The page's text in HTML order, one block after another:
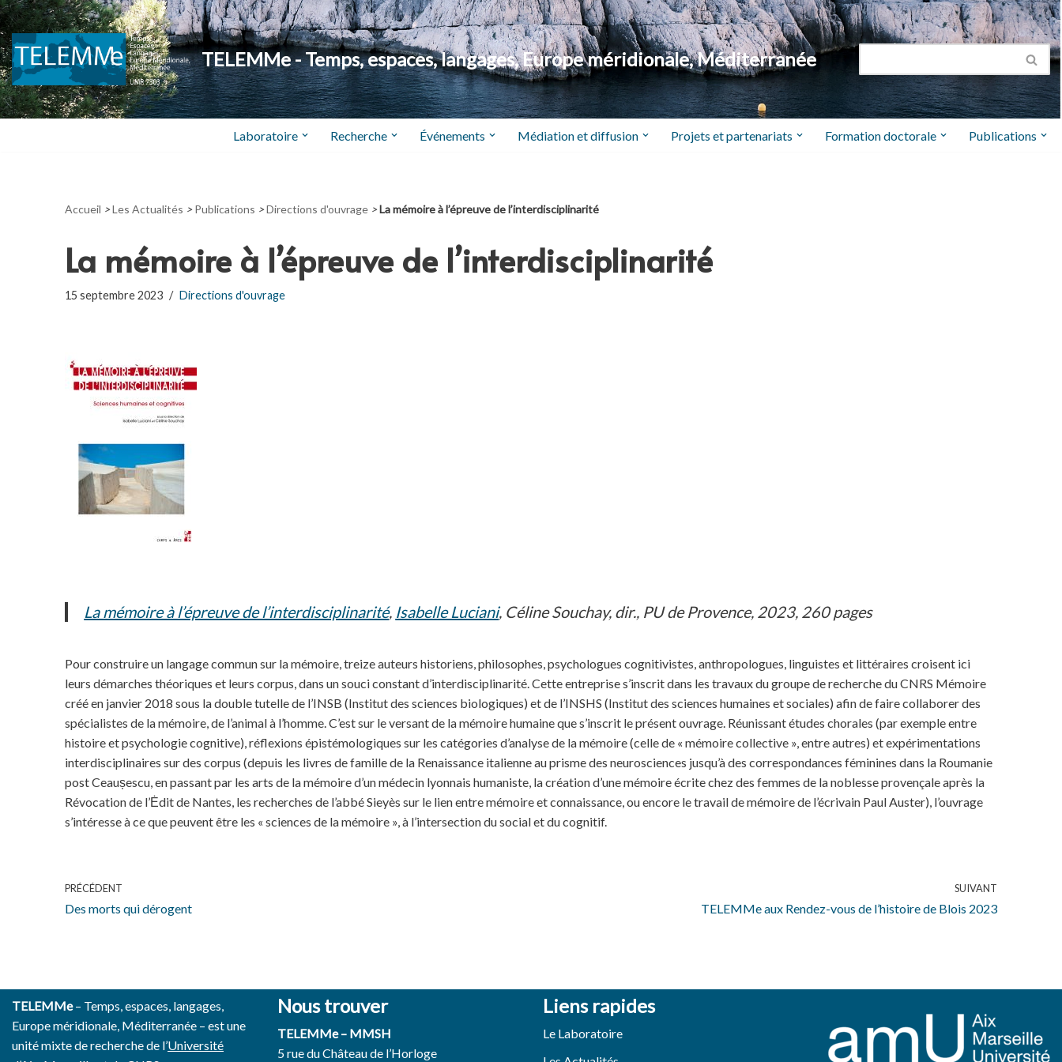
Aller
au
contenu
TELEMMe - Temps, espaces, langages, Europe méridionale, Méditerranée
Laboratoire Recherche Événements Médiation et diffusion Projets et partenariats Formation doctorale Publications
Accueil >Les Actualités > Publications >Directions d'ouvrage >La mémoire à l’épreuve de l’interdisciplinarité
La mémoire à l’épreuve de l’interdisciplinarité
15 septembre 2023 Directions d'ouvrage
La mémoire à l’épreuve de l’interdisciplinarité, Isabelle Luciani, Céline Souchay, dir., PU de Provence, 2023, 260 pages
Pour construire un langage commun sur la mémoire, treize auteurs historiens, philosophes, psychologues cognitivistes, anthropologues, linguistes et littéraires croisent ici
leurs démarches théoriques et leurs corpus, dans un souci constant d’interdisciplinarité. Cette entreprise s’inscrit dans les travaux du groupe de recherche du CNRS Mémoire
créé en janvier 2018 sous la double tutelle de l’INSB (Institut des sciences biologiques) et de l’INSHS (Institut des sciences humaines et sociales) afin de faire collaborer des
spécialistes de la mémoire, de l’animal à l’homme. C’est sur le versant de la mémoire humaine que s’inscrit le présent ouvrage. Réunissant études chorales (par exemple entre
histoire et psychologie cognitive), réflexions épistémologiques sur les catégories d’analyse de la mémoire (celle de « mémoire collective », entre autres) et expérimentations
interdisciplinaires sur des corpus (depuis les livres de famille de la Renaissance italienne au prisme des neurosciences jusqu’à des correspondances féminines dans la Roumanie
post Ceaușescu, en passant par les arts de la mémoire d’un médecin lyonnais humaniste, la création d’une mémoire écrite chez des femmes de la noblesse provençale après la
Révocation de l’Ėdit de Nantes, les recherches de l’abbé Sieyès sur le lien entre mémoire et connaissance, ou encore le travail de mémoire de l’écrivain Paul Auster), l’ouvrage
s’intéresse à ce que peuvent être les « sciences de la mémoire », à l’intersection du social et du cognitif.
PRÉCÉDENT
Des morts qui dérogent
SUIVANT
TELEMMe aux Rendez-vous de l’histoire de Blois 2023
TELEMMe– Temps, espaces, langages,
Europe méridionale, Méditerranée – est une
unité mixte de recherche de l’Université
Nous trouver
TELEMMe – MMSH
5 rue du Château de l’Horloge
Liens rapides
Le Laboratoire